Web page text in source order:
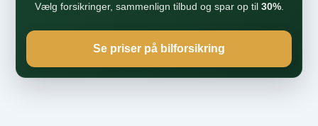
Vælg forsikringer, sammenlign tilbud og spar op til 30%.
Se priser på bilforsikring